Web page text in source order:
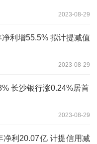
2023-08-29
利增55.5% 拟计提减值
2023-08-29
长沙银行涨0.24%居首
2023-08-29
净利20.07亿 计提信用减